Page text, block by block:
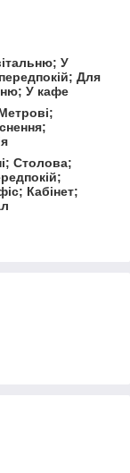
У
Для
У кафе
Столова;
Кабінет;